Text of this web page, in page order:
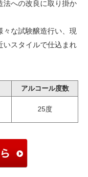
法への改良に取り掛か
な試験醸造行い、現
いスタイルで仕込まれ
アルコール度数
25度